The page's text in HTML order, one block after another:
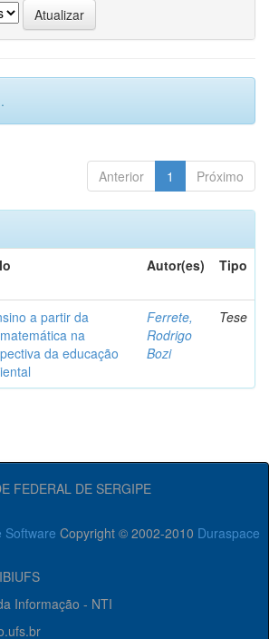
Anterior 1 Próximo
Autor(es) Tipo
a partir da
na
da educação
Ferrete,
Rodrigo
Bozi
Tese
FEDERAL DE SERGIPE
Software Copyright © 2002-2010 Duraspace
Informação - NTI